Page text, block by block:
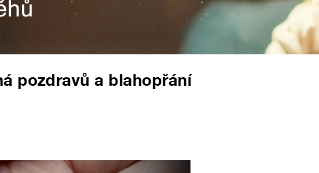
pozdravů a blahopřání